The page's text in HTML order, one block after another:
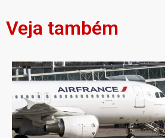
Veja também